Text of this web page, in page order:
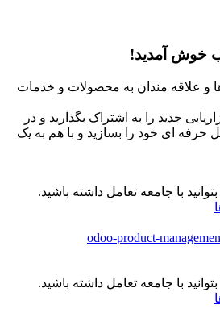
خوش آمدید!
و علاقه مندان به محصولات و خدمات
جدید را به اشتراک بگذارید و در
حرفه ای خود را بسازید و با هم به یک
با جامعه تعامل داشته باشید.
odoo-product-
با جامعه تعامل داشته باشید.